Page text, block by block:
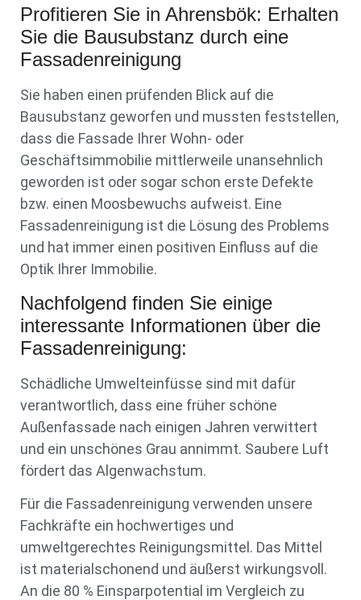
Profitieren Sie in Ahrensbök: Erhalten
Sie die Bausubstanz durch eine
Fassadenreinigung
Sie haben einen prüfenden Blick auf die
Bausubstanz geworfen und mussten feststellen,
dass die Fassade Ihrer Wohn- oder
Geschäftsimmobilie mittlerweile unansehnlich
geworden ist oder sogar schon erste Defekte
bzw. einen Moosbewuchs aufweist. Eine
Fassadenreinigung ist die Lösung des Problems
und hat immer einen positiven Einfluss auf die
Optik Ihrer Immobilie.
Nachfolgend finden Sie einige
interessante Informationen über die
Fassadenreinigung:
Schädliche Umwelteinfüsse sind mit dafür
verantwortlich, dass eine früher schöne
Außenfassade nach einigen Jahren verwittert
und ein unschönes Grau annimmt. Saubere Luft
fördert das Algenwachstum.
Für die Fassadenreinigung verwenden unsere
Fachkräfte ein hochwertiges und
umweltgerechtes Reinigungsmittel. Das Mittel
ist materialschonend und äußerst wirkungsvoll.
An die 80 % Einsparpotential im Vergleich zu